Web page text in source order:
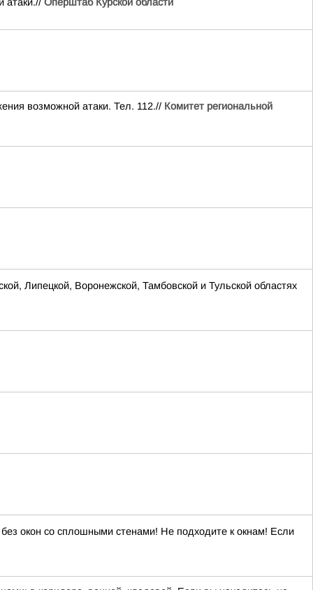
возможной атаки. Тел. 112.// Комитет региональной
Липецкой, Воронежской, Тамбовской и Тульской областях
окон со сплошными стенами! Не подходите к окнам! Если